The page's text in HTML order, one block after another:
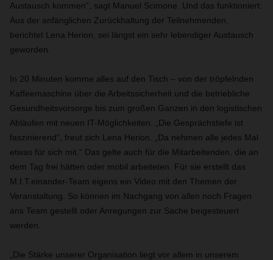
Austausch kommen“, sagt Manuel Scimone. Und das funktioniert:
Aus der anfänglichen Zurückhaltung der Teilnehmenden,
berichtet Lena Herion, sei längst ein sehr lebendiger Austausch
geworden.
In 20 Minuten komme alles auf den Tisch – von der tröpfelnden
Kaffeemaschine über die Arbeitssicherheit und die betriebliche
Gesundheitsvorsorge bis zum großen Ganzen in den logistischen
Abläufen mit neuen IT-Möglichkeiten. „Die Gesprächstiefe ist
faszinierend“, freut sich Lena Herion. „Da nehmen alle jedes Mal
etwas für sich mit.“ Das gelte auch für die Mitarbeitenden, die an
dem Tag frei hätten oder mobil arbeiteten. Für sie erstellt das
M.I.T.einander-Team eigens ein Video mit den Themen der
Veranstaltung. So können im Nachgang von allen noch Fragen
ans Team gestellt oder Anregungen zur Sache beigesteuert
werden.
„Die Stärke unserer Organisation liegt vor allem in unserem